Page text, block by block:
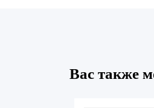
Вас также